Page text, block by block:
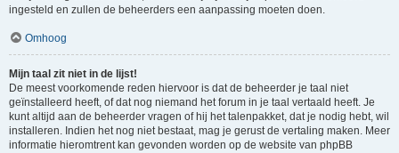
ingesteld en zullen de beheerders een aanpassing moeten doen.
Omhoog
Mijn taal zit niet in de lijst!
De meest voorkomende reden hiervoor is dat de beheerder je taal niet
geïnstalleerd heeft, of dat nog niemand het forum in je taal vertaald heeft. Je
kunt altijd aan de beheerder vragen of hij het talenpakket, dat je nodig hebt, wil
installeren. Indien het nog niet bestaat, mag je gerust de vertaling maken. Meer
informatie hieromtrent kan gevonden worden op de website van phpBB